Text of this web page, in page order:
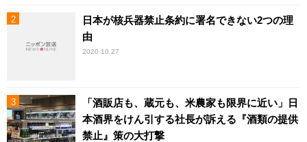
日本が核兵器禁止条約に署名できない2つの理
由
2020.10.27
「酒販店も、蔵元も、米農家も限界に近い」日
本酒界をけん引する社長が訴える『酒類の提供
禁止』策の大打撃